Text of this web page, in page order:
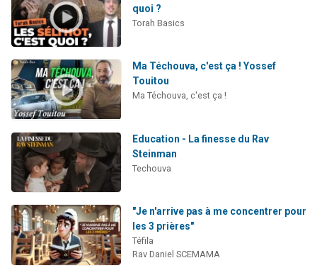
quoi ?
Torah Basics
Ma Téchouva, c'est ça ! Yossef
Touitou
Ma Téchouva, c'est ça !
Education - La finesse du Rav
Steinman
Techouva
"Je n'arrive pas à me concentrer pour
les 3 prières"
Téfila
Rav Daniel SCEMAMA